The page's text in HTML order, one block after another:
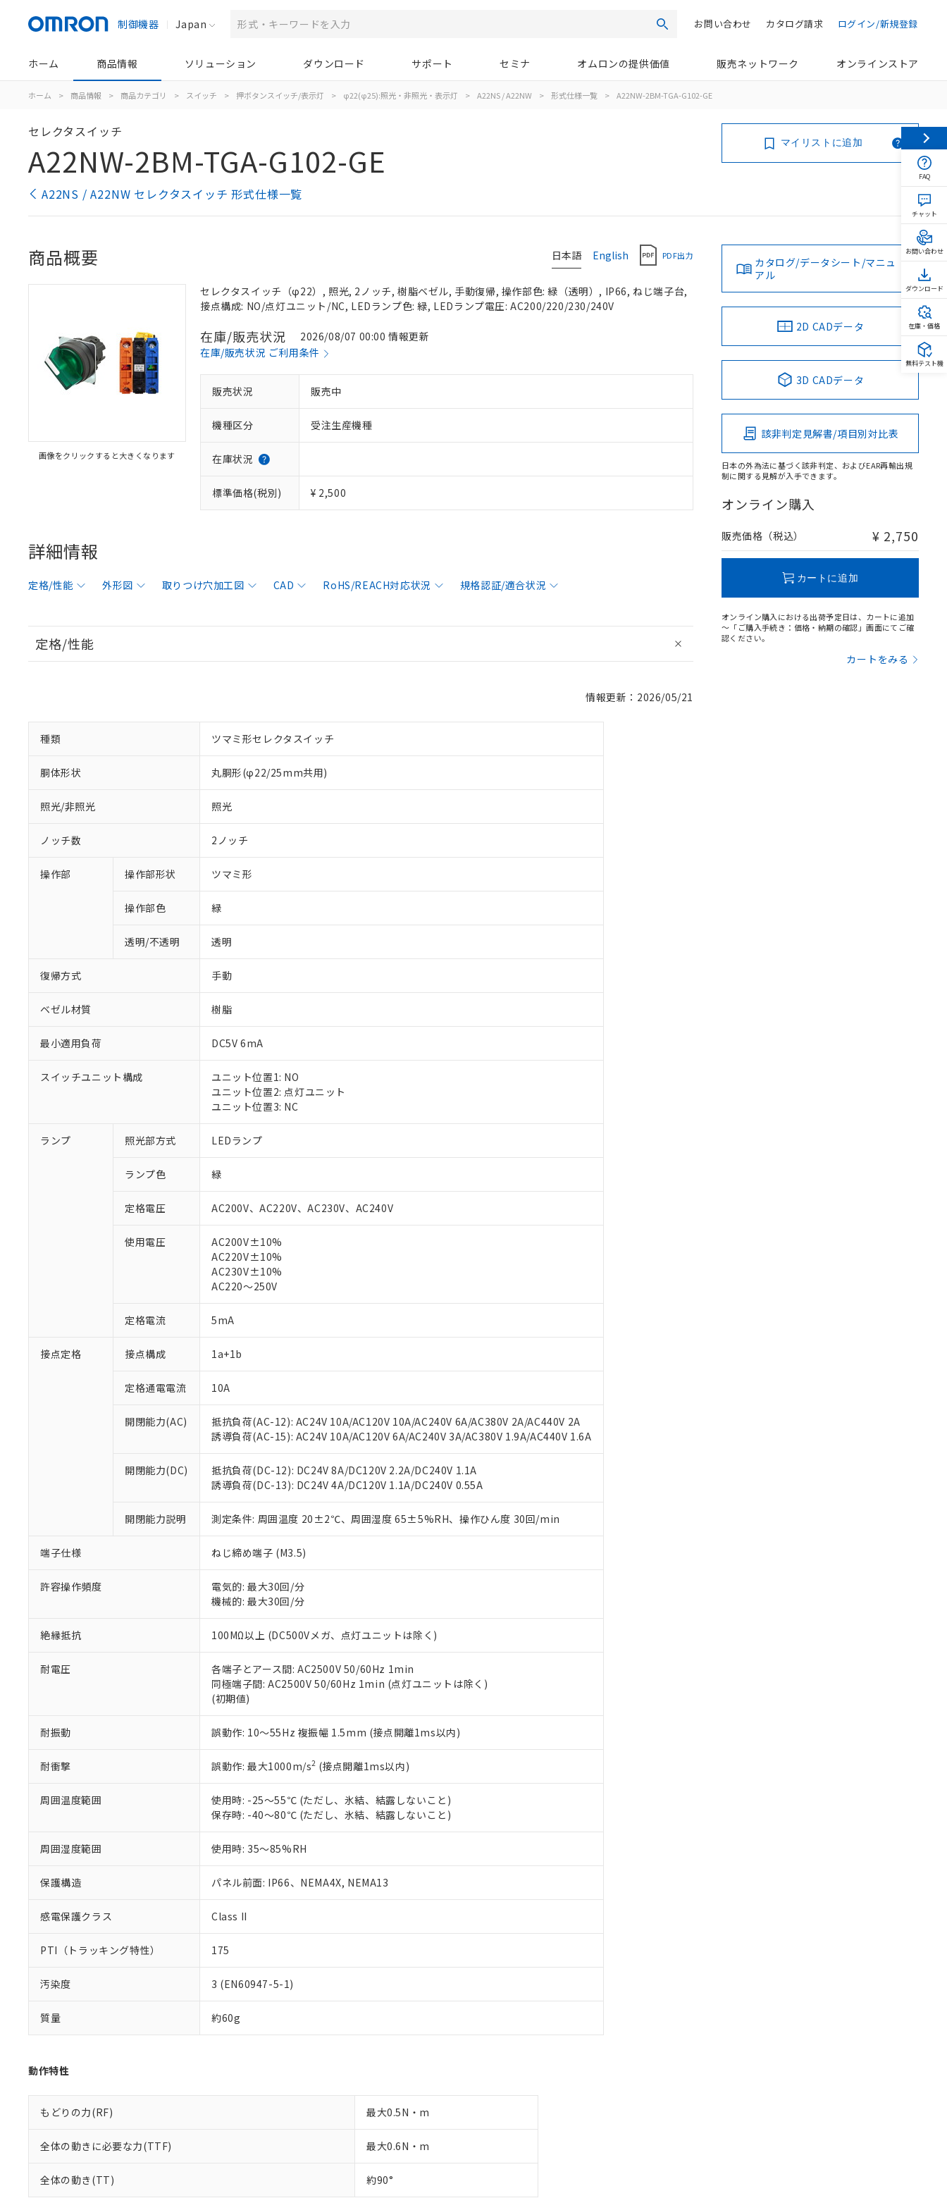
制御機器 Japan 検索 ログイン/新規登録
カタログ請求
お問い合わせ
ホーム 商品情報 ソリューション ダウンロード サポート セミナ オムロンの提供価値 販売ネットワーク オンラインストア
ホーム > 商品情報 > 商品カテゴリ > スイッチ > 押ボタンスイッチ/表示灯 > φ22(φ25):照光・非照光・表示灯 > A22NS / A22NW > 形式仕様一覧 > A22NW-2BM-TGA-G102-GE
セレクタスイッチ
A22NW-2BM-TGA-G102-GE
A22NS / A22NW セレクタスイッチ 形式仕様一覧
マイリストに追加
日本語 English PDF出力
商品概要
画像をクリックすると大きくなります
セレクタスイッチ（φ22）, 照光, 2ノッチ, 樹脂ベゼル, 手動復帰, 操作部色: 緑（透明）, IP66, ねじ端子台,
接点構成: NO/点灯ユニット/NC, LEDランプ色: 緑, LEDランプ電圧: AC200/220/230/240V
在庫/販売状況
2026/08/07 00:00 情報更新
在庫/販売状況 ご利用条件
販売状況 販売中
機種区分 受注生産機種
在庫状況
標準価格(税別) ¥ 2,500
詳細情報
定格/性能 外形図 取りつけ穴加工図 CAD RoHS/REACH対応状況 規格認証/適合状況
定格/性能
情報更新：2026/05/21
種類 ツマミ形セレクタスイッチ
胴体形状 丸胴形(φ22/25mm共用)
照光/非照光 照光
ノッチ数 2ノッチ
操作部 操作部形状 ツマミ形
操作部色 緑
透明/不透明 透明
復帰方式 手動
ベゼル材質 樹脂
最小適用負荷 DC5V 6mA
スイッチユニット構成
ユニット位置1: NO
ユニット位置2: 点灯ユニット
ユニット位置3: NC
ランプ 照光部方式 LEDランプ
ランプ色 緑
定格電圧 AC200V、AC220V、AC230V、AC240V
使用電圧
AC200V±10%
AC220V±10%
AC230V±10%
AC220～250V
定格電流 5mA
接点定格 接点構成 1a+1b
定格通電電流 10A
開閉能力(AC)
抵抗負荷(AC-12): AC24V 10A/AC120V 10A/AC240V 6A/AC380V 2A/AC440V 2A
誘導負荷(AC-15): AC24V 10A/AC120V 6A/AC240V 3A/AC380V 1.9A/AC440V 1.6A
開閉能力(DC)
抵抗負荷(DC-12): DC24V 8A/DC120V 2.2A/DC240V 1.1A
誘導負荷(DC-13): DC24V 4A/DC120V 1.1A/DC240V 0.55A
開閉能力説明 測定条件: 周囲温度 20±2℃、周囲湿度 65±5%RH、操作ひん度 30回/min
端子仕様 ねじ締め端子 (M3.5)
許容操作頻度
電気的: 最大30回/分
機械的: 最大30回/分
絶縁抵抗 100MΩ以上 (DC500Vメガ、点灯ユニットは除く)
耐電圧
各端子とアース間: AC2500V 50/60Hz 1min
同極端子間: AC2500V 50/60Hz 1min (点灯ユニットは除く)
(初期値)
耐振動 誤動作: 10～55Hz 複振幅 1.5mm (接点開離1ms以内)
耐衝撃 誤動作: 最大1000m/s2 (接点開離1ms以内)
周囲温度範囲
使用時: -25～55℃ (ただし、氷結、結露しないこと)
保存時: -40～80℃ (ただし、氷結、結露しないこと)
周囲湿度範囲 使用時: 35～85%RH
保護構造 パネル前面: IP66、NEMA4X, NEMA13
感電保護クラス Class II
PTI（トラッキング特性） 175
汚染度 3 (EN60947-5-1)
質量 約60g
動作特性
もどりの力(RF) 最大0.5N・m
全体の動きに必要な力(TTF) 最大0.6N・m
全体の動き(TT) 約90°
カタログ/データシート/マニュ
アル
2D CADデータ
3D CADデータ
該非判定見解書/項目別対比表
日本の外為法に基づく該非判定、およびEAR再輸出規
制に関する見解が入手できます。
オンライン購入
販売価格（税込） ¥ 2,750
カートに追加
オンライン購入における出荷予定日は、カートに追加
～「ご購入手続き：価格・納期の確認」画面にてご確
認ください。
カートをみる
ご利用条件
以下の条件をお読みいただき、同意のうえご利用ください。
本サービスは、当社制御機器事業取扱商品の当社在庫状況および標準価格(税抜)を提供させていただ
くものです。
当社制御機器事業取扱商品の中には、本サービスの対象外となる商品もあることをご了承ください。
在庫状況および標準価格照会結果は、記載している更新日時点での社内データに基づき作成されるも
のであり、閲覧された時点での実際の在庫および標準価格とは異なる場合があることをご了承くださ
い。
当社販売員にご相談ください。
オムロン制御機器販売店や当社販売拠点は「 販売ネットワーク
」をご確認ください。
す。
マイパーツ機能（部品リスト作成サービス）をご利用いただくには、I-Webメンバーズにご登録され
ている必要があります。
お客様が当ウェブサイト上で当社にご登録された部品リストについて、当社および当社の共同利用者
が、当社の製品・サービスに関するお客様との取引・商談に必要な範囲で利用することをご了承くだ
さい。
※当社の共同利用者とは、
"個人情報の共同利用に関して"
※1 対応状況
対応済み：EU RoHS指令（10物質）の非含有に対応した製品が提供可能な商品です。
対応予定：EU RoHS指令（10物質）の非含有に対応した製品に切り替える予定のある商品です。
対応予定なし：EU RoHS指令（10物質）の非含有に非対応の商品で、対応品を出す予定はありません。
調査・確認中：EU RoHS指令（10物質）の非含有の対応状況を調査中または確認中の商品です。
非該当品：ライセンス料など無形物で、有害物質有無と関係のない商品です。
*EU RoHS指令（10物質）：
鉛(Pb) 1000ppm以下、 水銀(Hg) 1000ppm以下、 カドミウム(Cd) 100ppm以下、
六価クロム(Cr(Ⅵ)) 1000ppm以下、ポリ臭化ビフェニル類(PBB) 1000ppm以下、ポリ臭化ジフェニルエーテル類(PBDE) 1000ppm以下、
フタル酸ビス(2-エチルヘキシル) (DEHP)(別名：DOP) 1000ppm以下、フタル酸ブチルベンジル（BBP） 1000ppm以下、フタル酸ジブチ
ル（DBP） 1000ppm以下、フタル酸ジイソブチル (DIBP) 1000ppm以下
フタル酸エステル類の４物質については閾値を超える意図的な使用がないことを確認しています。
※2 対応予定月
※3 非含有証明書ダウンロード
下記の非含有証明書をダウンロードすることができます。
EU RoHS指令（10物質）の非含有証明書
51物質の非含有証明書（当社基準）
※本証明書は発行日時点で非含有を証明するもので、過去に遡って非含有を証明するものではありません。
また、RoHS指令のフタル酸エステル類４物質の対応では、対応完了までの期間は出荷製品に未対応品が
既に当社にて対応品への在庫切替を完了していることから、特段のことがない限り、2022年1月12日よ
り割愛しております。
※1 中国RoHS○×表
「○」：最大均質材料含有率が中国RoHSの基準値以下であることを示します。
「×」：最大均質材料含有率が中国RoHSの基準値を超えていることを示します。
「－」：未確認です。当社販売部門へお問い合わせください。
Cr(Ⅵ)(六価クロム) : 1000ppm、 PBBs(ポリ臭化ビフェニル類) : 1000ppm、 PBDEs(ポリ臭化ジフェニルエーテル類) : 1000ppm、
DBP(フタル酸ジブチル) : 1000ppm、 DIBP(フタル酸ジイソブチル) : 1000ppm、 BBP(フタル酸ブチルベンジル) : 1000ppm、
DEHP(フタル酸ビス(2-エチルヘキシル)) : 1000ppm
※2 環境保護使用期限
「ｅ」：有害物質（10物質）のすべてが基準値以下であることを示します。
味します。
「－」：未確認です。当社販売部門へお問い合わせください。
う）を輸出または国外への提供する場合は、日本国政府の輸出許可(または役務取引許可)を取得する
などの必要な手続きをとります。
当社は規制貨物を破棄する場合は、完全に破砕するなど、違法に輸出されないよう必要な手段を講じ
ます。
当社は貴社製品を、核兵器、ミサイル、化学兵器、生物兵器またはその他武器並びにこれらの製造装
置等に一切使用いたしません。
当社は、貴社製品を第三者に販売する場合は、上記1、2および3の内容を当該第三者に通知します。
また当社は、販売先および販売に係わる関係者が違法に輸出するおそれがある場合は、取り引きをい
合意する キャンセル
記
号
説明
○ 一定数以上の在庫あり
△ 一定数には満たないが在庫あり
－
在庫なし(最新の在庫状況については、お客様のお取引先、またはお客様担当のオムロン制御
機器販売店・当社販売員にご確認ください)
空
白
受注生産機種、また在庫状況の情報を公開していない機種
FAQ
チャット
お問い合わせ
ダウンロード
在庫・価格
無料テスト機